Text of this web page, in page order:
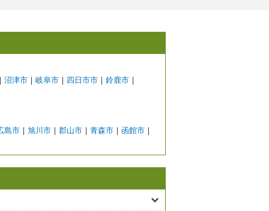
｜ 沼津市 ｜ 岐阜市 ｜ 四日市市 ｜ 鈴鹿市 ｜
島市 ｜ 旭川市 ｜ 郡山市 ｜ 青森市 ｜ 函館市 ｜